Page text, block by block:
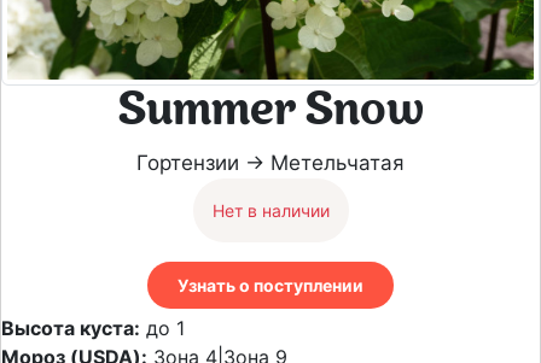
Summer Snow
Гортензии → Метельчатая
Нет в наличии
Узнать о поступлении
Высота куста: до 1
Мороз (USDA): Зона 4|Зона 9